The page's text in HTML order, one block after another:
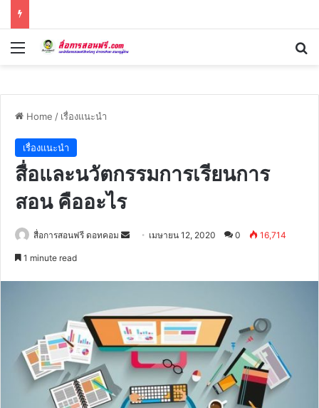
Menu
Home / เรื่องแนะนำ
เรื่องแนะนำ
สื่อและนวัตกรรมการเรียนการ
สอน คืออะไร
สื่อการสอนฟรี ดอทคอม
Send เมษายน 12, 2020 0 16,714
1 minute read